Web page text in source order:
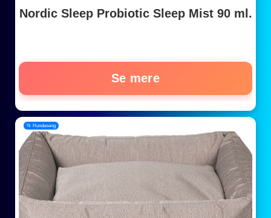
Nordic Sleep Probiotic Sleep Mist 90 ml.
Se mere
📂 Hundeseng